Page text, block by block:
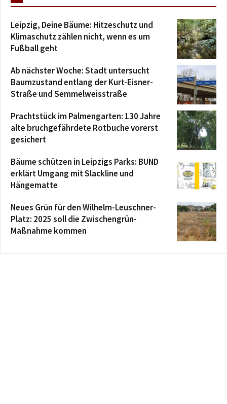
Leipzig, Deine Bäume: Hitzeschutz und
Klimaschutz zählen nicht, wenn es um
Fußball geht
Ab nächster Woche: Stadt untersucht
Baumzustand entlang der Kurt-Eisner-
Straße und Semmelweisstraße
Prachtstück im Palmengarten: 130 Jahre
alte bruchgefährdete Rotbuche vorerst
gesichert
Bäume schützen in Leipzigs Parks: BUND
erklärt Umgang mit Slackline und
Hängematte
Neues Grün für den Wilhelm-Leuschner-
Platz: 2025 soll die Zwischengrün-
Maßnahme kommen